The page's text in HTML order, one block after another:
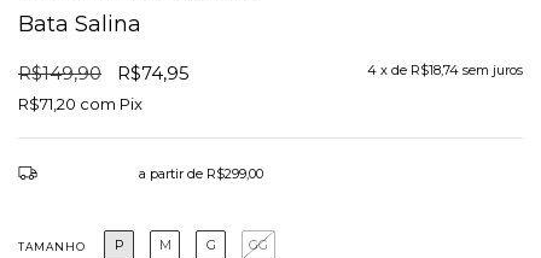
Bata Salina
R$149,90 R$74,95 4 x de R$18,74 sem juros
R$71,20 com Pix
a partir de R$299,00
TAMANHO P M G GG